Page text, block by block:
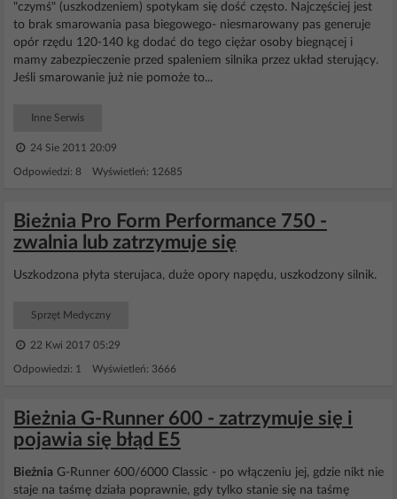
"czymś" (uszkodzeniem) spotykam się dość często. Najczęściej jest
to brak smarowania pasa biegowego- niesmarowany pas generuje
opór rzędu 120-140 kg dodać do tego ciężar osoby biegnącej i
mamy zabezpieczenie przed spaleniem silnika przez układ sterujący.
Jeśli smarowanie już nie pomoże to...
Inne Serwis
24 Sie 2011 20:09
Odpowiedzi: 8 Wyświetleń: 12685
Bieżnia Pro Form Performance 750 -
zwalnia lub zatrzymuje się
Uszkodzona płyta sterujaca, duże opory napędu, uszkodzony silnik.
Sprzęt Medyczny
22 Kwi 2017 05:29
Odpowiedzi: 1 Wyświetleń: 3666
Bieżnia G-Runner 600 - zatrzymuje się i
pojawia się błąd E5
Bieżnia G-Runner 600/6000 Classic - po włączeniu jej, gdzie nikt nie
staje na taśmę działa poprawnie, gdy tylko stanie się na taśmę